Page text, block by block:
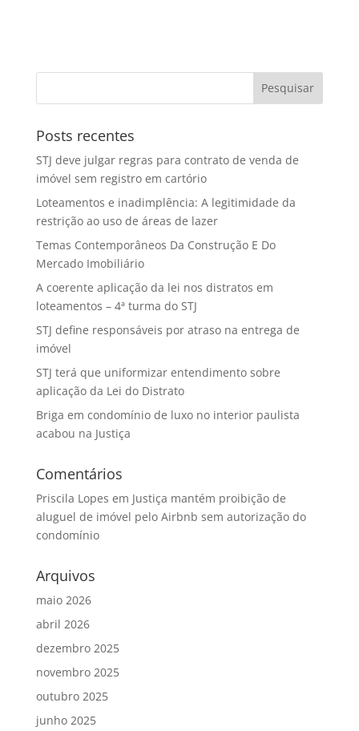
Posts recentes
STJ deve julgar regras para contrato de venda de
imóvel sem registro em cartório
Loteamentos e inadimplência: A legitimidade da
restrição ao uso de áreas de lazer
Temas Contemporâneos Da Construção E Do
Mercado Imobiliário
A coerente aplicação da lei nos distratos em
loteamentos – 4ª turma do STJ
STJ define responsáveis por atraso na entrega de
imóvel
STJ terá que uniformizar entendimento sobre
aplicação da Lei do Distrato
Briga em condomínio de luxo no interior paulista
acabou na Justiça
Comentários
Priscila Lopes em Justiça mantém proibição de
aluguel de imóvel pelo Airbnb sem autorização do
condomínio
Arquivos
maio 2026
abril 2026
dezembro 2025
novembro 2025
outubro 2025
junho 2025